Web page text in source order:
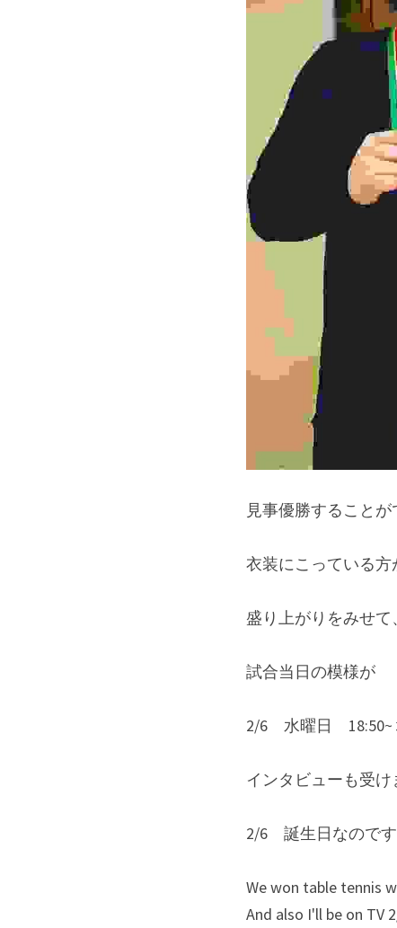
見事優勝することが
衣装にこっている方
盛り上がりをみせて
試合当日の模様が
2/6　水曜日　
インタビューも受
2/6　誕生日なので
We won table tennis
And also I'll be on TV